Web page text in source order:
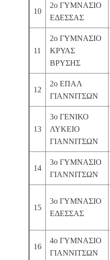
10
2ο ΓΥΜΝΑΣΙΟ
ΕΔΕΣΣΑΣ
11
2ο ΓΥΜΝΑΣΙΟ
ΚΡΥΑΣ
ΒΡΥΣΗΣ
12
2ο ΕΠΑΛ
ΓΙΑΝΝΙΤΣΩΝ
13
3ο ΓΕΝΙΚΟ
ΛΥΚΕΙΟ
ΓΙΑΝΝΙΤΣΩΝ
14
3ο ΓΥΜΝΑΣΙΟ
ΓΙΑΝΝΙΤΣΩΝ
15
3ο ΓΥΜΝΑΣΙΟ
ΕΔΕΣΣΑΣ
16
4ο ΓΥΜΝΑΣΙΟ
ΓΙΑΝΝΙΤΣΩΝ